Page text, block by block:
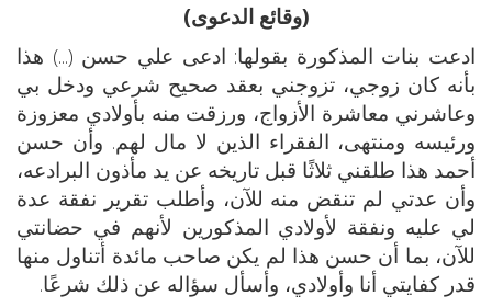
(وقائع الدعوى)
ادعت بنات المذكورة بقولها: ادعى علي حسن (...) هذا
بأنه كان زوجي، تزوجني بعقد صحيح شرعي ودخل بي
وعاشرني معاشرة الأزواج، ورزقت منه بأولادي معزوزة
ورئيسه ومنتهى، الفقراء الذين لا مال لهم. وأن حسن
أحمد هذا طلقني ثلاثًا قبل تاريخه عن يد مأذون البرادعه،
وأن عدتي لم تنقض منه للآن، وأطلب تقرير نفقة عدة
لي عليه ونفقة لأولادي المذكورين لأنهم في حضانتي
للآن، بما أن حسن هذا لم يكن صاحب مائدة أتناول منها
قدر كفايتي أنا وأولادي، وأسأل سؤاله عن ذلك شرعًا.